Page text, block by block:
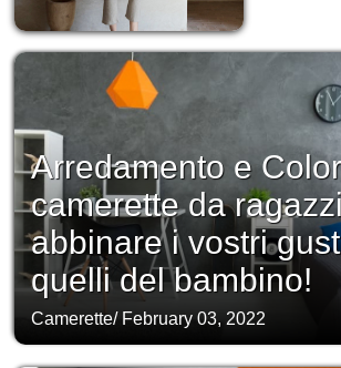
Arredamento e
camerette da
abbinare i vostri
quelli del bambino!
Camerette/ February 03, 2022